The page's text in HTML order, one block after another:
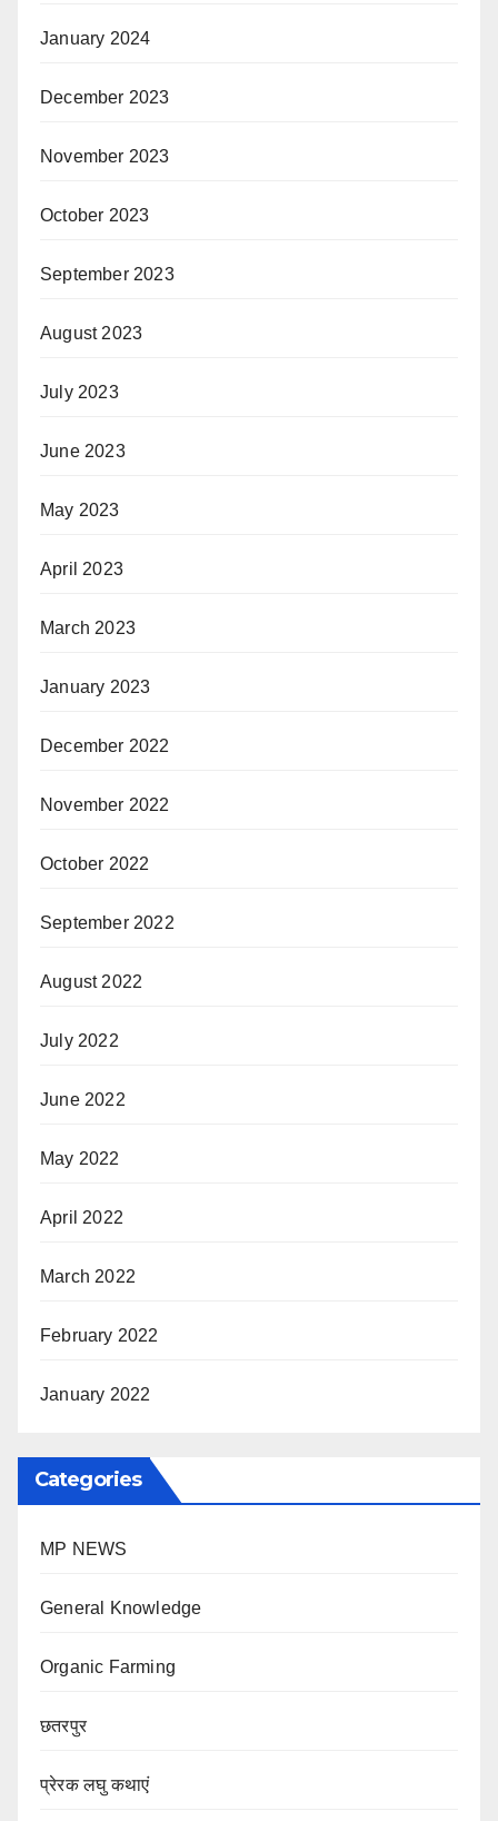
January 2024
December 2023
November 2023
October 2023
September 2023
August 2023
July 2023
June 2023
May 2023
April 2023
March 2023
January 2023
December 2022
November 2022
October 2022
September 2022
August 2022
July 2022
June 2022
May 2022
April 2022
March 2022
February 2022
January 2022
Categories
MP NEWS
General Knowledge
Organic Farming
छतरपुर
प्रेरक लघु कथाएं